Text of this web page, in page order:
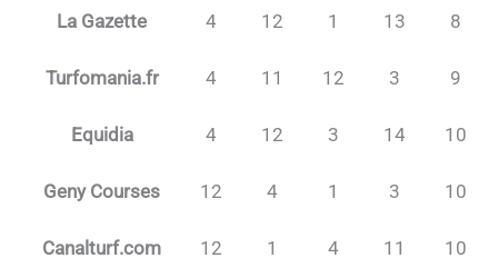
La Gazette 4 12 1 13 8
Turfomania.fr 4 11 12 3 9
Equidia 4 12 3 14 10
Geny Courses 12 4 1 3 10
Canalturf.com 12 1 4 11 10